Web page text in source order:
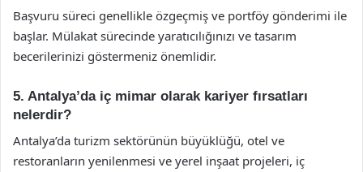
Başvuru süreci genellikle özgeçmiş ve portföy gönderimi ile
başlar. Mülakat sürecinde yaratıcılığınızı ve tasarım
becerilerinizi göstermeniz önemlidir.
5. Antalya’da iç mimar olarak kariyer fırsatları
nelerdir?
Antalya’da turizm sektörünün büyüklüğü, otel ve
restoranların yenilenmesi ve yerel inşaat projeleri, iç